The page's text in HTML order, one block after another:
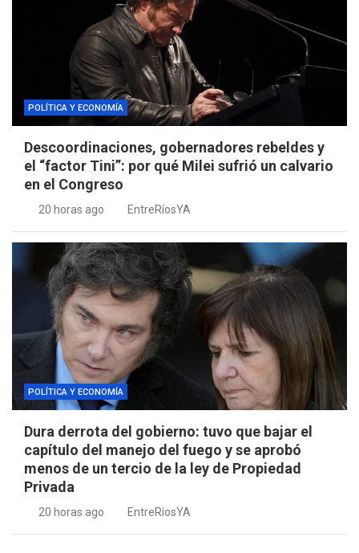
POLÍTICA Y ECONOMÍA
Descoordinaciones, gobernadores rebeldes y
el “factor Tini”: por qué Milei sufrió un calvario
en el Congreso
20 horas ago EntreRíosYA
POLÍTICA Y ECONOMÍA
Dura derrota del gobierno: tuvo que bajar el
capítulo del manejo del fuego y se aprobó
menos de un tercio de la ley de Propiedad
Privada
20 horas ago EntreRíosYA